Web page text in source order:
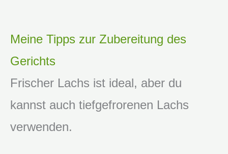
Meine Tipps zur Zubereitung des
Gerichts
Frischer Lachs ist ideal, aber du
kannst auch tiefgefrorenen Lachs
verwenden.